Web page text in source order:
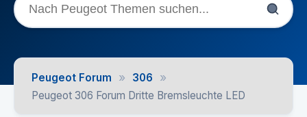
Peugeot Forum » 306 »
Peugeot 306 Forum Dritte Bremsleuchte LED